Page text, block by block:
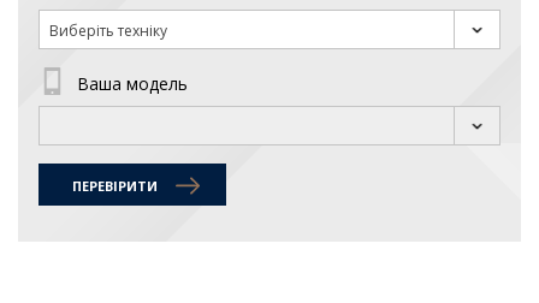
Виберіть техніку
Ваша модель
ПЕРЕВІРИТИ